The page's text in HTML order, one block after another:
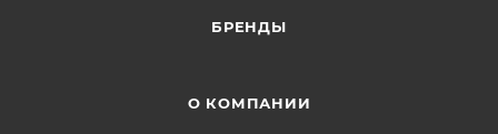
БРЕНДЫ
О КОМПАНИИ